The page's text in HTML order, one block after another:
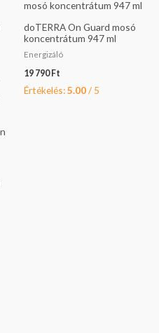
doTERRA On Guard mosó
koncentrátum 947 ml
Energizáló
19 790Ft
Értékelés:5.00/ 5